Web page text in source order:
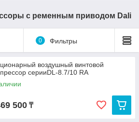
с ременным приводом Dali
0 Фильтры
воздушный винтовой
серииDL-8.7/10 RA
500 ₸